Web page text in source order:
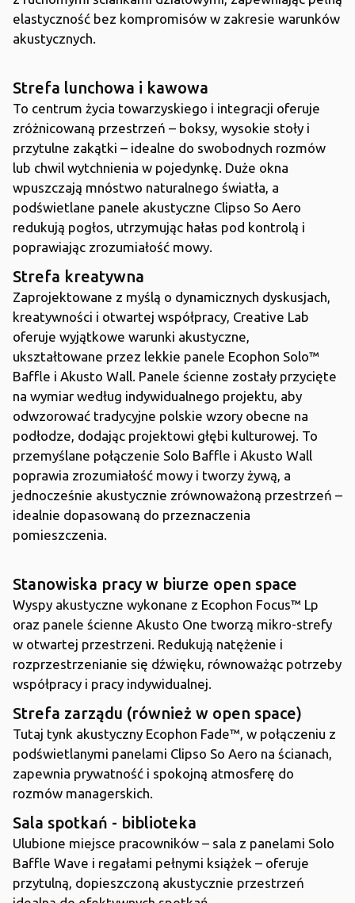
elastyczność bez kompromisów w zakresie warunków
akustycznych.
Strefa lunchowa i kawowa
To centrum życia towarzyskiego i integracji oferuje
zróżnicowaną przestrzeń – boksy, wysokie stoły i
przytulne zakątki – idealne do swobodnych rozmów
lub chwil wytchnienia w pojedynkę. Duże okna
wpuszczają mnóstwo naturalnego światła, a
podświetlane panele akustyczne Clipso So Aero
redukują pogłos, utrzymując hałas pod kontrolą i
poprawiając zrozumiałość mowy.
Strefa kreatywna
Zaprojektowane z myślą o dynamicznych dyskusjach,
kreatywności i otwartej współpracy, Creative Lab
oferuje wyjątkowe warunki akustyczne,
ukształtowane przez lekkie panele Ecophon Solo™
Baffle i Akusto Wall. Panele ścienne zostały przycięte
na wymiar według indywidualnego projektu, aby
odwzorować tradycyjne polskie wzory obecne na
podłodze, dodając projektowi głębi kulturowej. To
przemyślane połączenie Solo Baffle i Akusto Wall
poprawia zrozumiałość mowy i tworzy żywą, a
jednocześnie akustycznie zrównoważoną przestrzeń –
idealnie dopasowaną do przeznaczenia
pomieszczenia.
Stanowiska pracy w biurze open space
Wyspy akustyczne wykonane z Ecophon Focus™ Lp
oraz panele ścienne Akusto One tworzą mikro-strefy
w otwartej przestrzeni. Redukują natężenie i
rozprzestrzenianie się dźwięku, równoważąc potrzeby
współpracy i pracy indywidualnej.
Strefa zarządu (również w open space)
Tutaj tynk akustyczny Ecophon Fade™, w połączeniu z
podświetlanymi panelami Clipso So Aero na ścianach,
zapewnia prywatność i spokojną atmosferę do
rozmów managerskich.
Sala spotkań - biblioteka
Ulubione miejsce pracowników – sala z panelami Solo
Baffle Wave i regałami pełnymi książek – oferuje
przytulną, dopieszczoną akustycznie przestrzeń